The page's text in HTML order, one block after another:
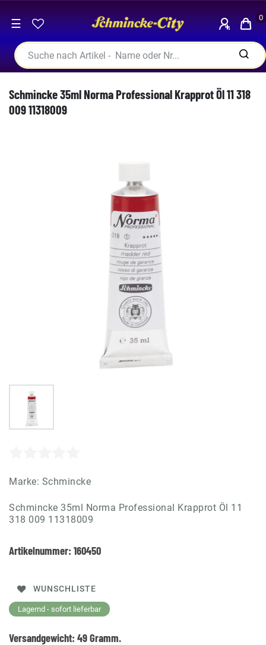
☰ 0
Schmincke 35ml Norma Professional Krapprot Öl 11 318
009 11318009
Marke: Schmincke
Schmincke 35ml Norma Professional Krapprot Öl 11
318 009 11318009
Artikelnummer: 160450
WUNSCHLISTE
Lagernd - sofort lieferbar
Versandgewicht: 49Gramm.